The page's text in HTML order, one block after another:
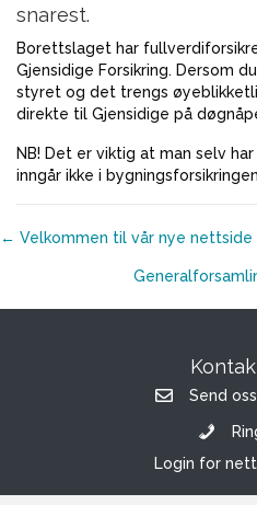
snarest.
Borettslaget har
Gjensidige Forsikring. Dersom
styret og det trengs
direkte til Gjensidige på
NB! Det er viktig at man selv
inngår ikke i
Posts
← Velkommen til vår nye nettside
Send
Login for